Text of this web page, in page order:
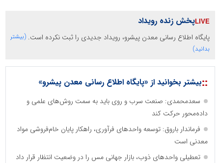
پخش زنده رویداد
پایگاه اطلاع رسانی معدن پیشرو، رویداد جدیدی را ثبت نکرده است. (بیشتر
بدانید)
::بیشتر بخوانید از «پایگاه اطلاع رسانی معدن پیشرو»
سعدمحمدی: صنعت سرب و روی باید به سمت روش‌های علمی و
داده‌محور حرکت کند
فرماندار باروق: توسعه واحدهای فرآوری، راهکار پایان خام‌فروشی مواد
معدنی است
تعطیلی واحدهای ذوب، بازار جهانی مس را در وضعیت انتظار قرار داد